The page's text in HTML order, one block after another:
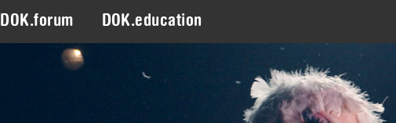
DOK.forum DOK.education